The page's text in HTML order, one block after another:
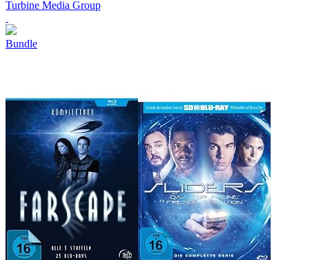
Turbine Media Group
Bundle